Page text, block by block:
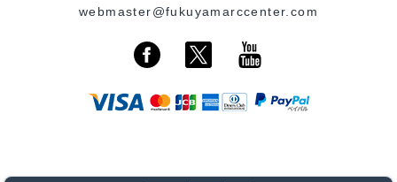
webmaster@fukuyamarccenter.com